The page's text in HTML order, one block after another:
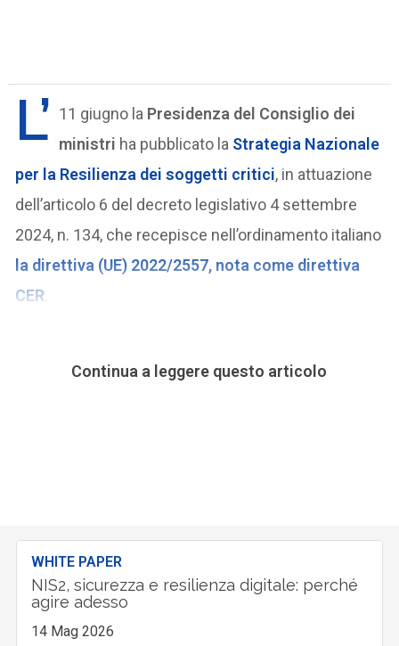
L’ 11 giugno la Presidenza del Consiglio dei
ministri ha pubblicato la Strategia Nazionale
per la Resilienza dei soggetti critici, in attuazione
dell’articolo 6 del decreto legislativo 4 settembre
2024, n. 134, che recepisce nell’ordinamento italiano
la direttiva (UE) 2022/2557, nota come direttiva
CER
Continua a leggere questo articolo
WHITE PAPER
NIS2, sicurezza e resilienza digitale: perché
agire adesso
14 Mag 2026